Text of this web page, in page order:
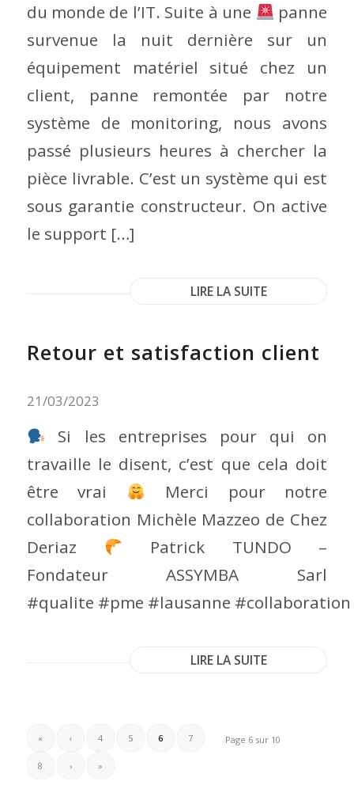
du monde de l’IT. Suite à une
panne
survenue la nuit dernière sur un
équipement matériel situé chez un
client, panne remontée par notre
système de monitoring, nous avons
passé plusieurs heures à chercher la
pièce livrable. C’est un système qui est
sous garantie constructeur. On active
le support […]
LIRE LA SUITE
Retour et satisfaction client
21/03/2023
Si les entreprises pour qui on
travaille le disent, c’est que cela doit
être vrai
Merci pour notre
collaboration Michèle Mazzeo de Chez
Deriaz
Patrick TUNDO –
Fondateur ASSYMBA Sarl
#qualite #pme #lausanne
LIRE LA SUITE
Page 6 sur 10
« ‹ 4 5 6 7
8 › »